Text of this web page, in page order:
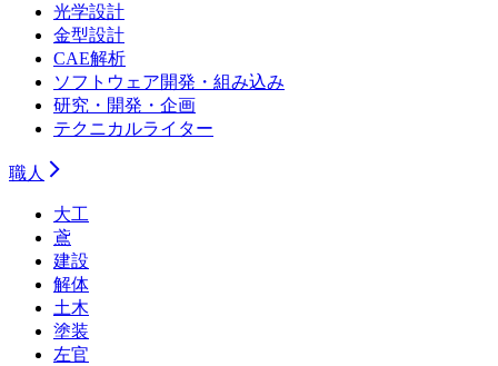
光学設計
金型設計
CAE解析
ソフトウェア開発・組み込み
研究・開発・企画
テクニカルライター
職人
大工
鳶
建設
解体
土木
塗装
左官